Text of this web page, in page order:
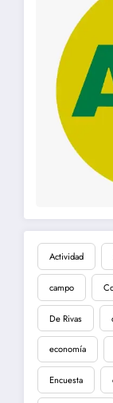
Actividad
campo
De Rivas
economía
Encuesta